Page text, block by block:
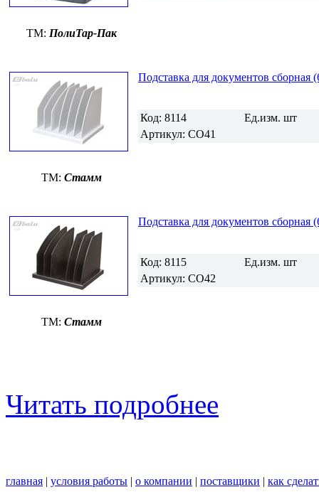
TM: ПолиТар-Пак
Подставка для документов сборная
Код: 8114 Ед.изм. шт
Артикул: СО41
TM: Стамм
Подставка для документов сборная
Код: 8115 Ед.изм. шт
Артикул: СО42
TM: Стамм
Читать подробнее
главная | условия работы | о компании | поставщики | как